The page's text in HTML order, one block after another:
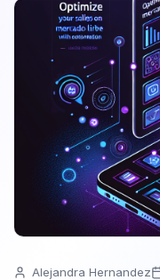
Alejandra Hernandez